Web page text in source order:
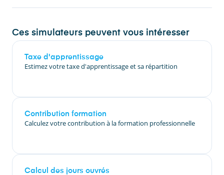
Ces simulateurs peuvent vous intéresser
Taxe d'apprentissage
Estimez votre taxe d'apprentissage et sa répartition
Contribution formation
Calculez votre contribution à la formation professionnelle
Calcul des jours ouvrés